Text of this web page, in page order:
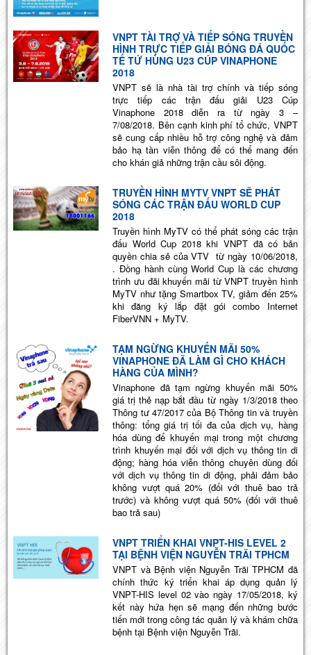
VNPT TÀI TRỢ VÀ TIẾP SÓNG TRUYỀN
HÌNH TRỰC TIẾP GIẢI BÓNG ĐÁ QUỐC
TẾ TỨ HÙNG U23 CÚP VINAPHONE
2018
VNPT sẽ là nhà tài trợ chính và tiếp sóng
trực tiếp các trận đấu giải U23 Cúp
Vinaphone 2018 diễn ra từ ngày 3 –
7/08/2018. Bên cạnh kinh phí tổ chức, VNPT
sẽ cung cấp nhiều hỗ trợ công nghệ và đảm
bảo hạ tần viễn thông để có thể mang đến
cho khán giả những trận cầu sôi động.
TRUYỀN HÌNH MYTV VNPT SẼ PHÁT
SÓNG CÁC TRẬN ĐẤU WORLD CUP
2018
Truyền hình MyTV có thể phát sóng các trận
đấu World Cup 2018 khi VNPT đã có bản
quyền chia sẻ của VTV từ ngày 10/06/2018,
. Đồng hành cùng World Cup là các chương
trình ưu đãi khuyến mãi từ VNPT truyền hình
MyTV như tặng Smartbox TV, giảm đến 25%
khi đăng ký lắp đặt gói combo Internet
FiberVNN + MyTV.
TẠM NGỪNG KHUYẾN MÃI 50%
VINAPHONE ĐÃ LÀM GÌ CHO KHÁCH
HÀNG CỦA MÌNH?
Vinaphone đã tạm ngừng khuyến mãi 50%
giá trị thẻ nạp bắt đầu từ ngày 1/3/2018 theo
Thông tư 47/2017 của Bộ Thông tin và truyền
thông: tổng giá trị tối đa của dịch vụ, hàng
hóa dùng để khuyến mại trong một chương
trình khuyến mại đối với dịch vụ thông tin di
động; hàng hóa viễn thông chuyên dùng đối
với dịch vụ thông tin di động, phải đảm bảo
không vượt quá 20% (đối với thuê bao trả
trước) và không vượt quá 50% (đối với thuê
bao trả sau)
VNPT TRIỂN KHAI VNPT-HIS LEVEL 2
TẠI BỆNH VIỆN NGUYỄN TRÃI TPHCM
​​​​​​​VNPT và Bệnh viện Nguyễn Trãi TPHCM đã
chính thức ký triển khai áp dụng quản lý
VNPT-HIS level 02 vào ngày 17/05/2018, ký
kết này hứa hẹn sẽ mạng đến những bước
tiến mới trong công tác quản lý và khám chữa
bệnh tại Bệnh viện Nguyễn Trãi.